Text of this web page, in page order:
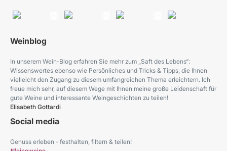
Weinblog
In unserem Wein-Blog erfahren Sie mehr zum „Saft des Lebens“:
Wissenswertes ebenso wie Persönliches und Tricks & Tipps, die Ihnen
vielleicht den Zugang zu diesem umfangreichen Thema erleichtern. Ich
freue mich sehr, auf diesem Wege mit Ihnen meine große Leidenschaft für
gute Weine und interessante Weingeschichten zu teilen!
Elisabeth Gottardi
Social media
Genuss erleben - festhalten, filtern & teilen!